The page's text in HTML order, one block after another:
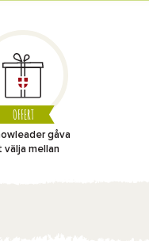
OFFERT
gåva
välja mellan